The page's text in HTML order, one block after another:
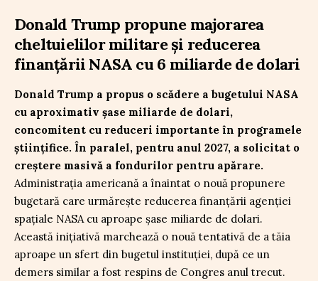
Donald Trump propune majorarea
cheltuielilor militare și reducerea
finanțării NASA cu 6 miliarde de dolari
Donald Trump a propus o scădere a bugetului NASA
cu aproximativ șase miliarde de dolari,
concomitent cu reduceri importante în programele
științifice. În paralel, pentru anul 2027, a solicitat o
creștere masivă a fondurilor pentru apărare.
Administrația americană a înaintat o nouă propunere
bugetară care urmărește reducerea finanțării agenției
spațiale NASA cu aproape șase miliarde de dolari.
Această inițiativă marchează o nouă tentativă de a tăia
aproape un sfert din bugetul instituției, după ce un
demers similar a fost respins de Congres anul trecut.